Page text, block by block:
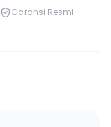
Garansi Resmi